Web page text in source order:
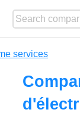
services